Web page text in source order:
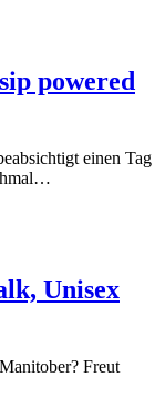
powered
einen Tag
Unisex
Freut